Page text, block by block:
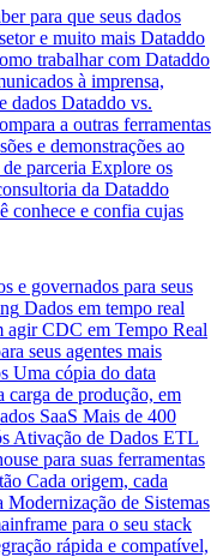
para que seus dados
e muito mais Dataddo
trabalhar com Dataddo
à imprensa,
dados Dataddo vs.
a outras ferramentas
e demonstrações ao
parceria Explore os
da Dataddo
conhece e confia cujas
e governados para seus
Dados em tempo real
agir CDC em Tempo Real
seus agentes mais
Uma cópia do data
carga de produção, em
SaaS Mais de 400
Ativação de Dados ETL
para suas ferramentas
Cada origem, cada
Modernização de Sistemas
para o seu stack
rápida e compatível,